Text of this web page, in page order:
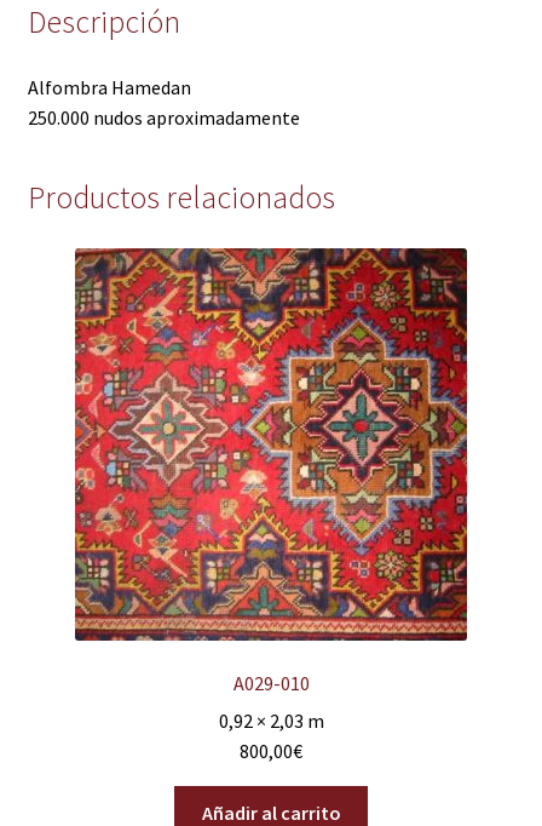
Descripción
Alfombra Hamedan
250.000 nudos aproximadamente
Productos relacionados
A029-010
0,92 × 2,03 m
800,00€
Añadir al carrito